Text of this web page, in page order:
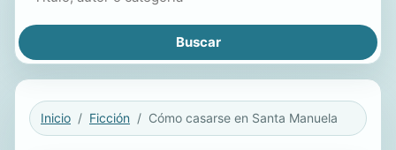
Inicio Ficción Cómo casarse en Santa Manuela